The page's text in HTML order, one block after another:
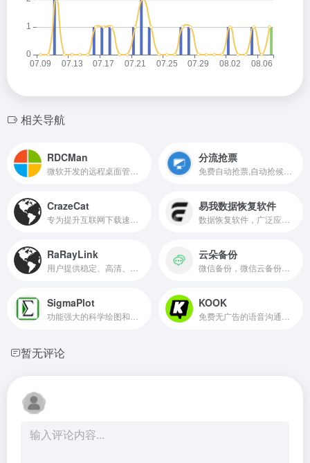
相关导航
RDCMan 分流抢票
CrazeCat 易我数据恢复软件
RaRayLink 云朵备份
SigmaPlot KOOK
暂无评论